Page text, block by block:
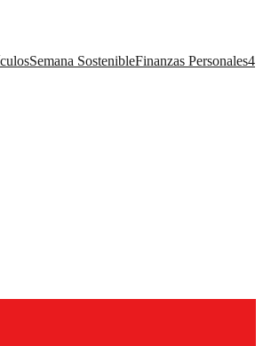
Semana SostenibleFinanzas Personales4